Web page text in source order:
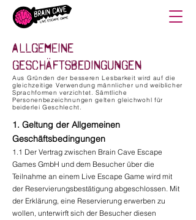
Allgemeine
Geschäftsbedingungen
Aus Gründen der besseren Lesbarkeit wird auf die
gleichzeitige Verwendung männlicher und weiblicher
Sprachformen verzichtet. Sämtliche
Personenbezeichnungen gelten gleichwohl für
beiderlei Geschlecht.
1. Geltung der Allgemeinen
Geschäftsbedingungen
1.1 Der Vertrag zwischen Brain Cave Escape
Games GmbH und dem Besucher über die
Teilnahme an einem Live Escape Game wird mit
der Reservierungsbestätigung abgeschlossen. Mit
der Erklärung, eine Reservierung erwerben zu
wollen, unterwirft sich der Besucher diesen